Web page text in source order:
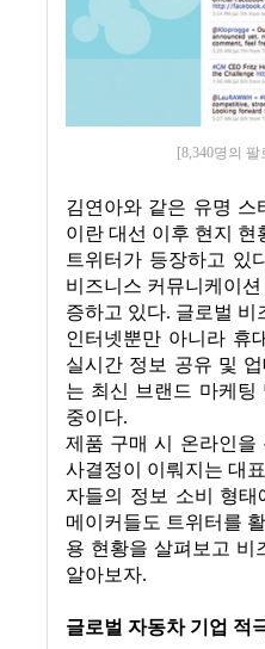
[8,340명의
김연아와 같은 유명 스
이란 대선 이후 현지
트위터가 등장하고 있
비즈니스 커뮤니케이
증하고 있다. 글로벌 비
인터넷뿐만 아니라 휴
실시간 정보 공유 및
는 최신 브랜드 마케
중이다.
제품 구매 시 온라인을
사결정이 이뤄지는 대
자들의 정보 소비 형
메이커들도 트위터를
용 현황을 살펴보고 비
알아보자.
글로벌 자동차 기업 적